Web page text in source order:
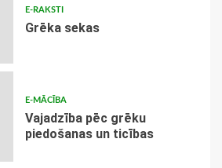
E-RAKSTI
Grēka sekas
E-MĀCĪBA
Vajadzība pēc grēku
piedošanas un ticības